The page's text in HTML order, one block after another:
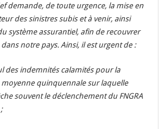
demande, de toute urgence, la mise en
des sinistres subis et à venir, ainsi
système assurantiel, afin de recouvrer
notre pays. Ainsi, il est urgent de :
des indemnités calamités pour la
moyenne quinquennale sur laquelle
souvent le déclenchement du FNGRA